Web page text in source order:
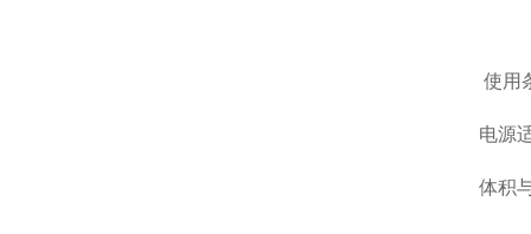
使用
电源
体积